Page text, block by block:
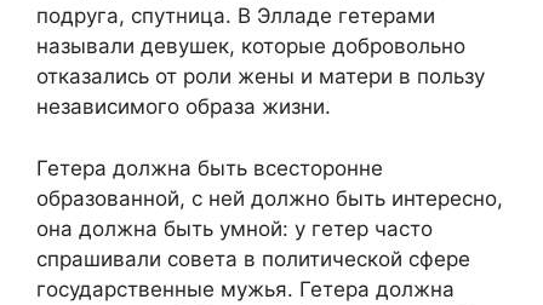
подруга, спутница. В Элладе гетерами
называли девушек, которые добровольно
отказались от роли жены и матери в пользу
независимого образа жизни.
Гетера должна быть всесторонне
образованной, с ней должно быть интересно,
она должна быть умной: у гетер часто
спрашивали совета в политической сфере
государственные мужья. Гетера должна